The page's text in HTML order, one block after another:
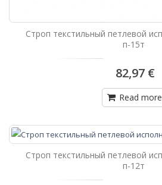
Строп текстильный петлевой
п-15т
82,97 €
Read more
Строп текстильный петлевой
п-12т